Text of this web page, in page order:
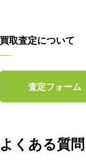
買取査定について
査定フォーム
よくある質問